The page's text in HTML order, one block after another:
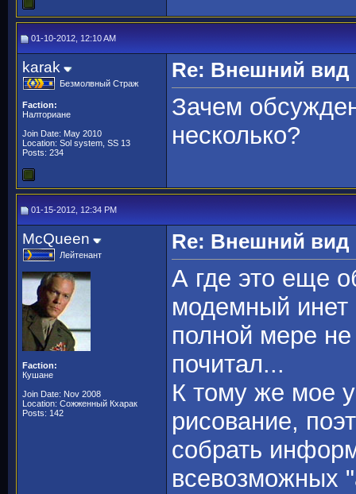
01-10-2012, 12:10 AM
karak
Безмолвный Страж
Faction:
Налториане
Join Date: May 2010
Location: Sol system, SS 13
Posts: 234
Re: Внешний вид
Зачем
несколько?
01-15-2012, 12:34 PM
McQueen
Лейтенант
Faction:
Кушане
Join Date: Nov 2008
Location: Сожженный Кхарак
Posts: 142
Re: Внешний вид
А где это еще
модемный инет
полной мере
почитал...
К тому же мое
рисование,
собрать
всевозможных